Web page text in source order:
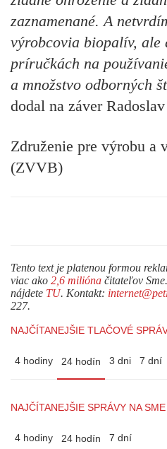
zaznamenané. A
výrobcovia biopalív, ale
príručkách na
a množstvo odborných
dodal na záver Radoslav
Združenie pre výrobu a
(ZVVB)
Tento text je platenou formou
viac ako 2,6 milióna čitateľov
nájdete TU. Kontakt:
227.
NAJČÍTANEJŠIE TLAČOVÉ
4 hodiny 24 hodín 3 dni 7 dní
NAJČÍTANEJŠIE SPRÁVY NA SME
4 hodiny 24 hodín 7 dní